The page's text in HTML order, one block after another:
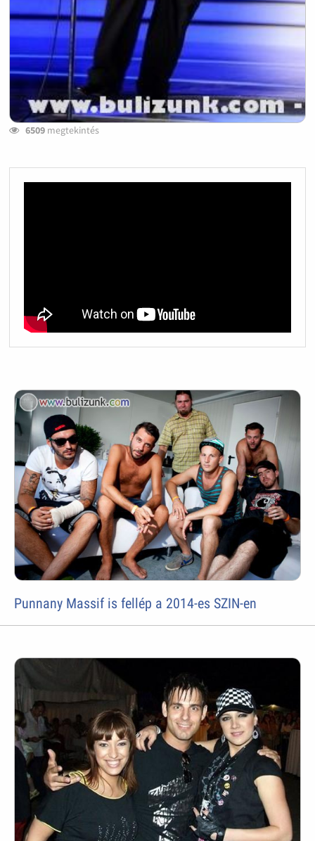
6509megtekintés
Punnany Massif is fellép a 2014-es SZIN-en